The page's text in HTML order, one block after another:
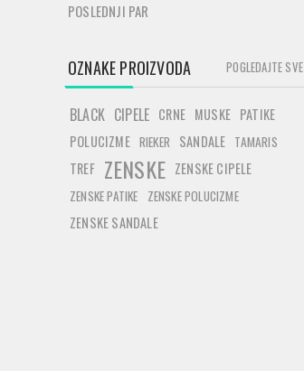
POSLEDNJI PAR
OZNAKE PROIZVODA
BLACK CIPELE CRNE MUSKE PATIKE
POLUCIZME RIEKER SANDALE TAMARIS
TREF ZENSKE ZENSKE CIPELE
ZENSKE PATIKE ZENSKE POLUCIZME
ZENSKE SANDALE
POGLEDAJTE SVE